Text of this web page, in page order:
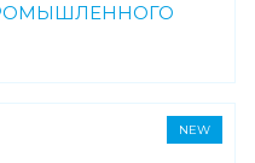
NEW